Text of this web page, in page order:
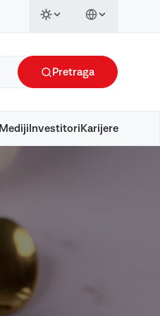
Pretraga
Mediji Investitori Karijere